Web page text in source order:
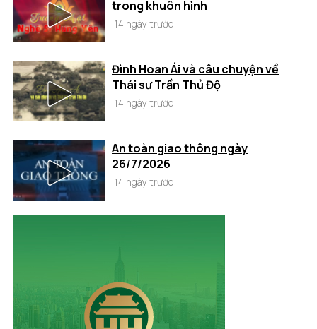
trong khuôn hình
14 ngày trước
Đình Hoan Ái và câu chuyện về
Thái sư Trần Thủ Độ
14 ngày trước
An toàn giao thông ngày
26/7/2026
14 ngày trước